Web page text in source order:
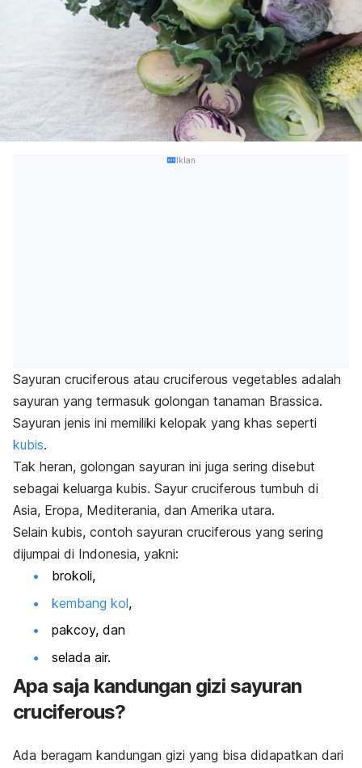
Iklan
Sayuran cruciferous atau cruciferous vegetables adalah
sayuran yang termasuk golongan tanaman Brassica.
Sayuran jenis ini memiliki kelopak yang khas seperti
kubis.
Tak heran, golongan sayuran ini juga sering disebut
sebagai keluarga kubis. Sayur cruciferous tumbuh di
Asia, Eropa, Mediterania, dan Amerika utara.
Selain kubis, contoh sayuran cruciferous yang sering
dijumpai di Indonesia, yakni:
brokoli,
kembang kol,
pakcoy, dan
selada air.
Apa saja kandungan gizi sayuran
cruciferous?
Ada beragam kandungan gizi yang bisa didapatkan dari